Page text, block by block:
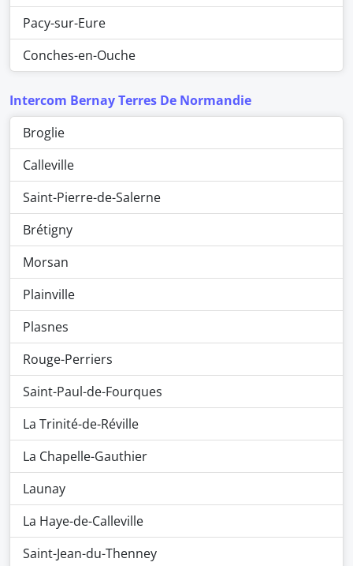
Pacy-sur-Eure
Conches-en-Ouche
Intercom Bernay Terres De Normandie
Broglie
Calleville
Saint-Pierre-de-Salerne
Brétigny
Morsan
Plainville
Plasnes
Rouge-Perriers
Saint-Paul-de-Fourques
La Trinité-de-Réville
La Chapelle-Gauthier
Launay
La Haye-de-Calleville
Saint-Jean-du-Thenney